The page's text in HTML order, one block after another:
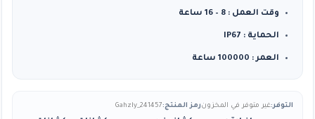
وقت العمل : 8 – 16 ساعة
الحماية : IP67
العمر : 100000 ساعة
التوفر:غير متوفر في المخزونرمز المنتج:Gahzly_241457